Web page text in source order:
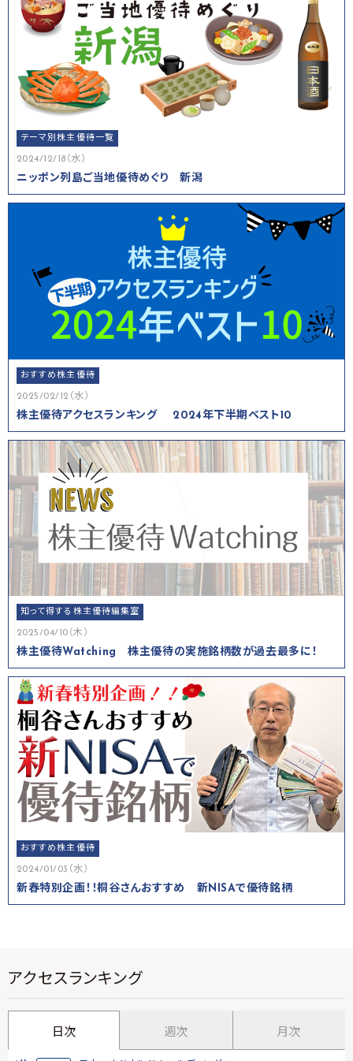
テーマ別株主優待一覧
2024/12/18（水）
ニッポン列島ご当地優待めぐり 新潟
おすすめ株主優待
2025/02/12（水）
株主優待アクセスランキング 2024年下半期ベスト10
知って得する株主優待編集室
2025/04/10（木）
株主優待Watching 株主優待の実施銘柄数が過去最多に！
おすすめ株主優待
2024/01/03（水）
新春特別企画！！桐谷さんおすすめ 新NISAで優待銘柄
アクセスランキング
日次 週次 月次